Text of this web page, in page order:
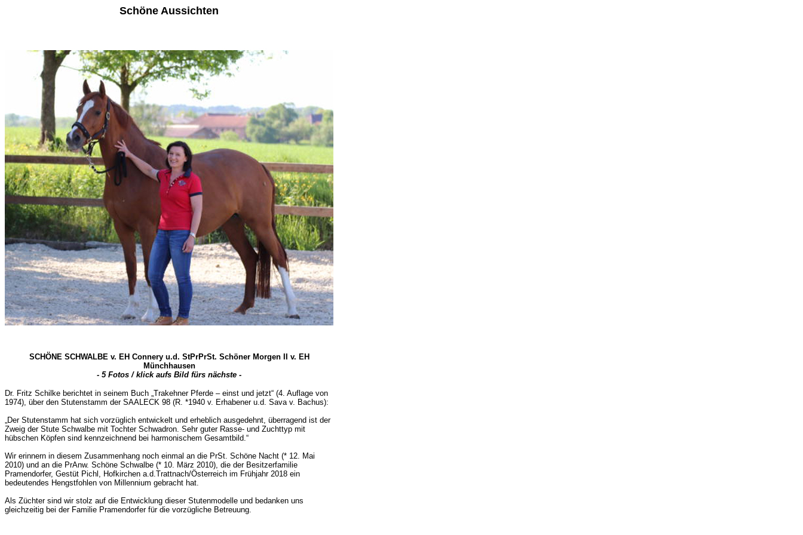
Schöne Aussichten
SCHÖNE SCHWALBE v. EH Connery u.d. StPrPrSt. Schöner Morgen II v. EH
Münchhausen
- 5 Fotos / klick aufs Bild fürs nächste -
Dr. Fritz Schilke berichtet in seinem Buch „Trakehner Pferde – einst und jetzt“ (4. Auflage von
1974), über den Stutenstamm der SAALECK 98 (R. *1940 v. Erhabener u.d. Sava v. Bachus):
„Der Stutenstamm hat sich vorzüglich entwickelt und erheblich ausgedehnt, überragend ist der
Zweig der Stute Schwalbe mit Tochter Schwadron. Sehr guter Rasse- und Zuchttyp mit
hübschen Köpfen sind kennzeichnend bei harmonischem Gesamtbild.“
Wir erinnern in diesem Zusammenhang noch einmal an die PrSt. Schöne Nacht (* 12. Mai
2010) und an die PrAnw. Schöne Schwalbe (* 10. März 2010), die der Besitzerfamilie
Pramendorfer, Gestüt Pichl, Hofkirchen a.d.Trattnach/Österreich im Frühjahr 2018 ein
bedeutendes Hengstfohlen von Millennium gebracht hat.
Als Züchter sind wir stolz auf die Entwicklung dieser Stutenmodelle und bedanken uns
gleichzeitig bei der Familie Pramendorfer für die vorzügliche Betreuung.